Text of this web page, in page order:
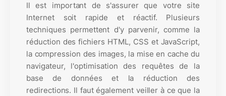
Il est important de s'assurer que votre site
Internet soit rapide et réactif. Plusieurs
techniques permettent d'y parvenir, comme la
réduction des fichiers HTML, CSS et JavaScript,
la compression des images, la mise en cache du
navigateur, l'optimisation des requêtes de la
base de données et la réduction des
redirections. Il faut également veiller à ce que la